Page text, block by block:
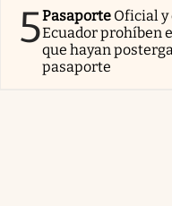
5Pasaporte Oficial y
Ecuador prohíben
que hayan
pasaporte